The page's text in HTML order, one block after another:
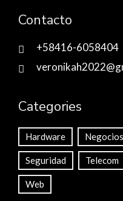
Contacto
+58416-6058404
Categories
Hardware Negocios
Seguridad Telecom
Web